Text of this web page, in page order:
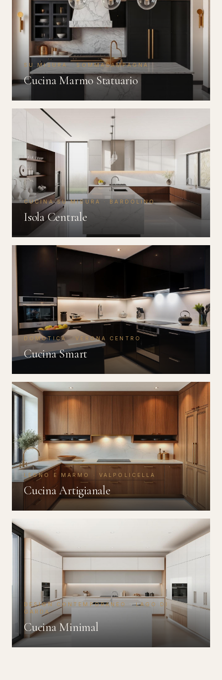
SU MISURA · SOMMACAMPAGNA
Cucina Marmo Statuario
CUCINA SU MISURA · BARDOLINO
Isola Centrale
DOMOTICA · VERONA CENTRO
Cucina Smart
LEGNO E MARMO · VALPOLICELLA
Cucina Artigianale
DESIGN CONTEMPORANEO · LAGO DI
GARDA
Cucina Minimal